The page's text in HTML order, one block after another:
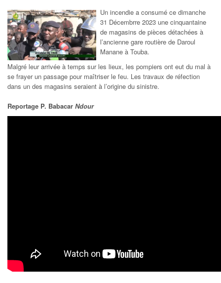
Un incendie a consumé ce dimanche
31 Décembrre 2023 une cinquantaine
de magasins de pièces détachées à
l’ancienne gare routière de Daroul
Manane à Touba.
Malgré leur arrivée à temps sur les lieux, les pompiers ont eut du mal à
se frayer un passage pour maîtriser le feu. Les travaux de réfection
dans un des magasins seraient à l’origine du sinistre.
Reportage P. Babacar Ndour